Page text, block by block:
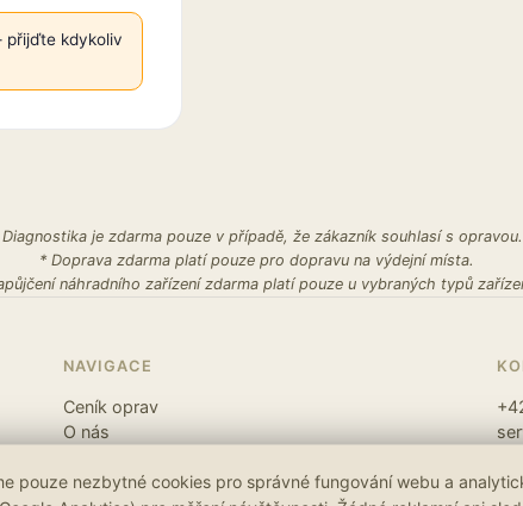
přijďte kdykoliv
je zdarma pouze v případě, že zákazník souhlasí s opravou.
* Doprava zdarma platí pouze pro dopravu na výdejní místa.
náhradního zařízení zdarma platí pouze u vybraných typů
NAVIGACE
Ceník oprav
O nás
Blog
U
pouze nezbytné cookies pro správné fungování webu a